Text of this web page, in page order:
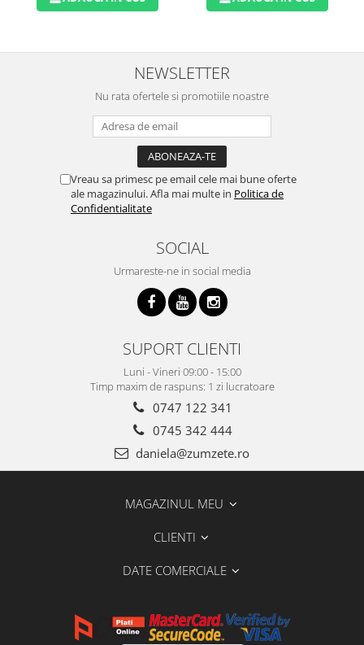
NEWSLETTER
Nu rata ofertele si promotiile noastre
Vreau sa primesc pe email cele mai bune oferte
ale magazinului. Afla mai multe in Politica de
Confidentialitate
SOCIAL
Urmareste-ne in social media
SUPORT CLIENTI
Luni - Vineri 09:00 - 15:00
Timp maxim de raspuns: 1 zi lucratoare
0747 122 341
0745 342 444
daniela@zumzete.ro
MAGAZINUL MEU
CLIENTI
DATE COMERCIALE